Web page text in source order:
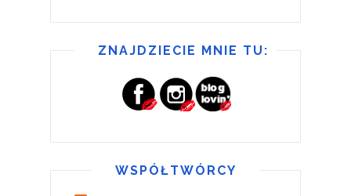
ZNAJDZIECIE MNIE TU:
WSPÓŁTWÓRCY